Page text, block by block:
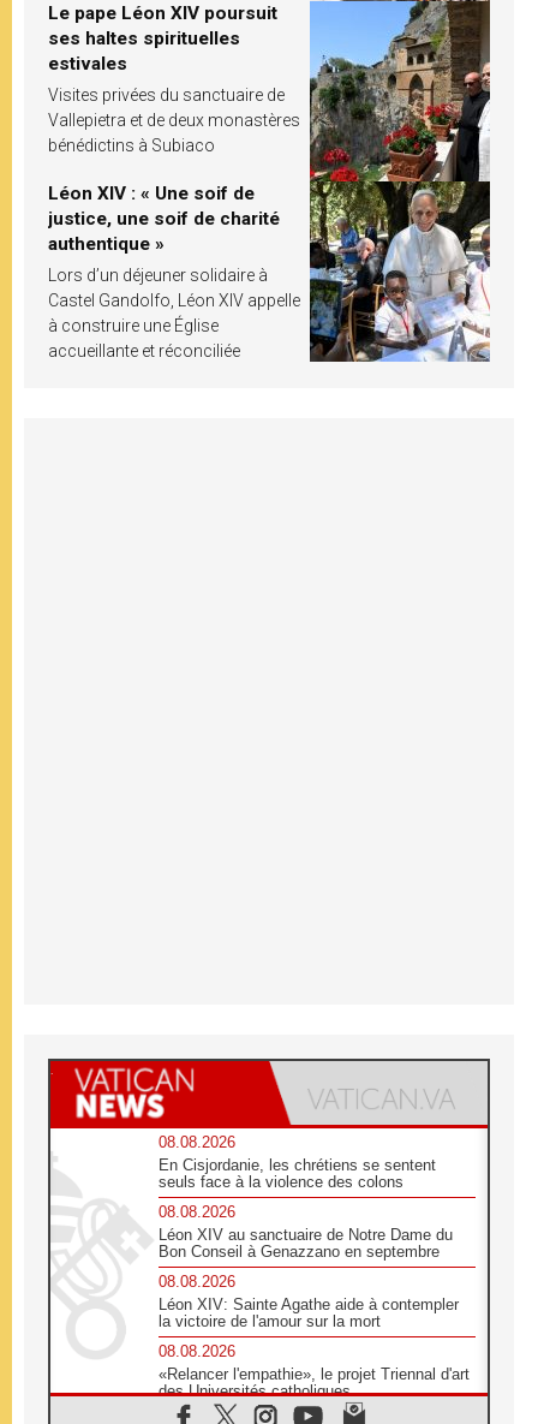
Le pape Léon XIV poursuit
ses haltes spirituelles
estivales
Visites privées du sanctuaire de
Vallepietra et de deux monastères
bénédictins à Subiaco
Léon XIV : « Une soif de
justice, une soif de charité
authentique »
Lors d’un déjeuner solidaire à
Castel Gandolfo, Léon XIV appelle
à construire une Église
accueillante et réconciliée
08.08.2026
En Cisjordanie, les chrétiens se sentent
seuls face à la violence des colons
08.08.2026
Léon XIV au sanctuaire de Notre Dame du
Bon Conseil à Genazzano en septembre
08.08.2026
Léon XIV: Sainte Agathe aide à contempler
la victoire de l'amour sur la mort
08.08.2026
«Relancer l'empathie», le projet Triennal d'art
des Universités catholiques